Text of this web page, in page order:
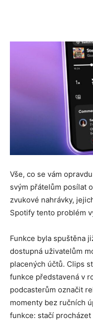
Vše, co se vám
svým přátelům posílat
zvukové nahrávky,
Spotify tento problém
Funkce byla spuštěna
dostupná uživatelům
placených účtů. Clips
funkce představená v
podcasterům označit
momenty bez ručních
funkce: stačí